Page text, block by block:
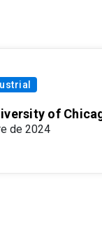
of
de 2024